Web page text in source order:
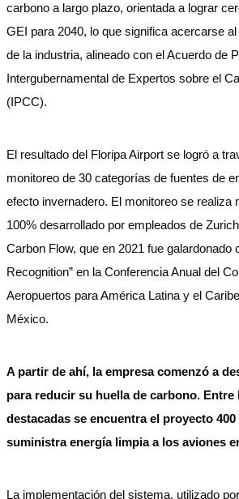
carbono a largo plazo, orientada a lograr
GEI para 2040, lo que significa acercarse
de la industria, alineado con el Acuerdo de
Intergubernamental de Expertos sobre el
(IPCC).
El resultado del Floripa Airport se logró a
monitoreo de 30 categorías de fuentes de
efecto invernadero. El monitoreo se realiza
100% desarrollado por empleados de
Carbon Flow, que en 2021 fue galardonado
Recognition” en la Conferencia Anual del
Aeropuertos para América Latina y el
México.
A partir de ahí, la empresa comenzó a
para reducir su huella de carbono. Entre
destacadas se encuentra el proyecto
suministra energía limpia a los aviones
La implementación del sistema, utilizado